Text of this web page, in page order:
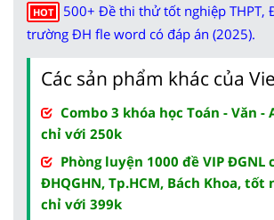
HOT
500+ Đề thi thử tốt nghiệp THPT,
trường ĐH fle word có đáp án (2025).
Các sản phẩm khác của
Combo 3 khóa học Toán - Văn -
chỉ với 250k
Phòng luyện 1000 đề VIP ĐGNL
ĐHQGHN, Tp.HCM, Bách Khoa, tốt
chỉ với 399k